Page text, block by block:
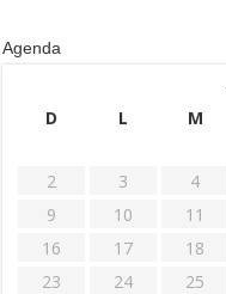
Agenda
D
L M
2
3 4
9
10 11
16
17 18
23
24 25